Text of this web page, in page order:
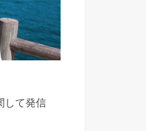
して発信